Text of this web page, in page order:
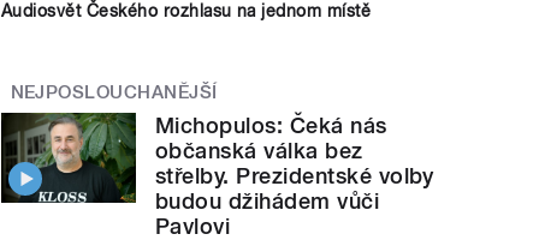
Audiosvět Českého rozhlasu na jednom místě
NEJPOSLOUCHANĚJŠÍ
Michopulos: Čeká nás
občanská válka bez
střelby. Prezidentské volby
budou džihádem vůči
Pavlovi